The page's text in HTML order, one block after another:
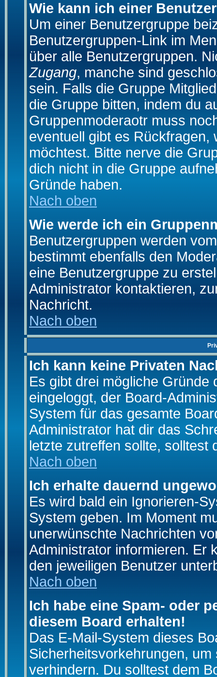
Wie kann ich einer
Um einer Benutzergruppe
Benutzergruppen-Link im
über alle Benutzergruppen.
Zugang, manche sind
sein. Falls die Gruppe
die Gruppe bitten, indem du
Gruppenmoderaotr muss
eventuell gibt es
möchtest. Bitte nerve die
dich nicht in die Gruppe
Gründe haben.
Nach oben
Wie werde ich ein
Benutzergruppen werden
bestimmt ebenfalls den
eine Benutzergruppe zu
Administrator kontaktieren,
Nachricht.
Nach oben
Ich kann keine Privaten
Es gibt drei mögliche Gründe
eingeloggt, der Board-
System für das gesamte
Administrator hat dir das
letzte zutreffen sollte, solltest
Nach oben
Ich erhalte dauernd
Es wird bald ein Ignorieren-
System geben. Im Moment
unerwünschte Nachrichten
Administrator informieren. Er
den jeweiligen Benutzer
Nach oben
Ich habe eine Spam- oder
diesem Board erhalten!
Das E-Mail-System dieses
Sicherheitsvorkehrungen,
verhindern. Du solltest dem